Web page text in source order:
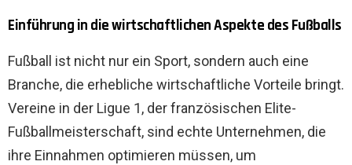
Einführung in die wirtschaftlichen Aspekte des Fußballs
Fußball ist nicht nur ein Sport, sondern auch eine
Branche, die erhebliche wirtschaftliche Vorteile bringt.
Vereine in der Ligue 1, der französischen Elite-
Fußballmeisterschaft, sind echte Unternehmen, die
ihre Einnahmen optimieren müssen, um